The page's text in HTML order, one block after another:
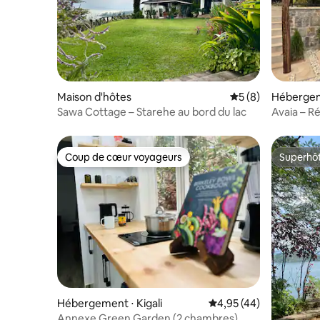
Maison d'hôtes Évaluation
5 (8)
Sawa Cottage – Starehe au bord du lac
Avaia –
Coup de cœur voyageurs
Coup de cœur voyageurs
Hébergement ⋅ Kigali Évaluation moyenne
4,95 (44)